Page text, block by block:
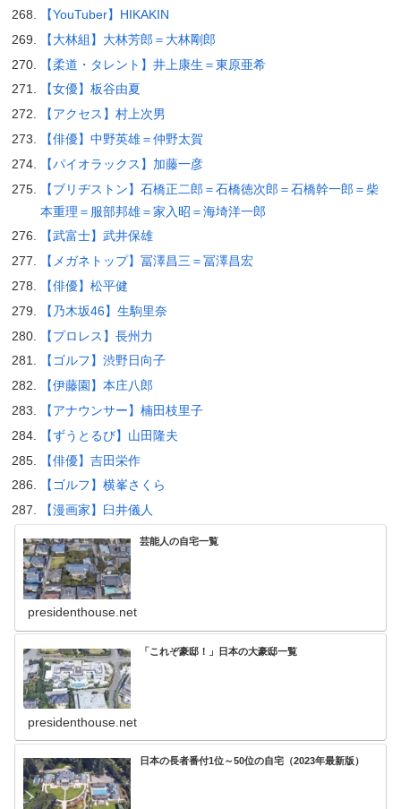
【YouTuber】HIKAKIN
【大林組】大林芳郎＝大林剛郎
【柔道・タレント】井上康生＝東原亜希
【女優】板谷由夏
【アクセス】村上次男
【俳優】中野英雄＝仲野太賀
【パイオラックス】加藤一彦
【ブリヂストン】石橋正二郎＝石橋徳次郎＝石橋幹一郎＝柴
本重理＝服部邦雄＝家入昭＝海埼洋一郎
【武富士】武井保雄
【メガネトップ】冨澤昌三＝冨澤昌宏
【俳優】松平健
【乃木坂46】生駒里奈
【プロレス】長州力
【ゴルフ】渋野日向子
【伊藤園】本庄八郎
【アナウンサー】楠田枝里子
【ずうとるび】山田隆夫
【俳優】吉田栄作
【ゴルフ】横峯さくら
【漫画家】臼井儀人
芸能人の自宅一覧
presidenthouse.net
「これぞ豪邸！」日本の大豪邸一覧
presidenthouse.net
日本の長者番付1位～50位の自宅（2023年最新版）